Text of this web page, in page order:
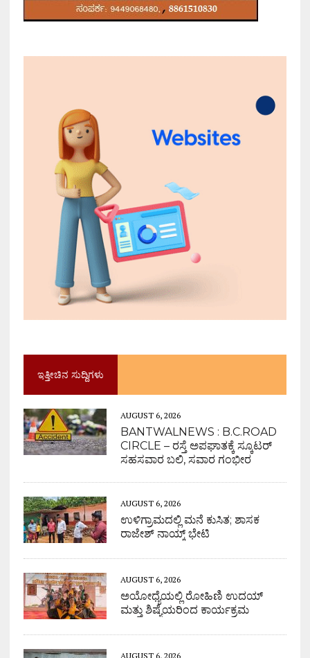
ಇತ್ತೀಚಿನ ಸುದ್ದಿಗಳು
AUGUST 6, 2026
BANTWALNEWS : B.C.ROAD
CIRCLE – ರಸ್ತೆ ಅಪಘಾತಕ್ಕೆ ಸ್ಕೂಟರ್
ಸಹಸವಾರ ಬಲಿ, ಸವಾರ ಗಂಭೀರ
AUGUST 6, 2026
ಉಳಿಗ್ರಾಮದಲ್ಲಿ ಮನೆ ಕುಸಿತ; ಶಾಸಕ
ರಾಜೇಶ್ ನಾಯ್ಕ್ ಭೇಟಿ
AUGUST 6, 2026
ಅಯೋಧ್ಯೆಯಲ್ಲಿ ರೋಹಿಣಿ ಉದಯ್
ಮತ್ತು ಶಿಷ್ಯೆಯರಿಂದ ಕಾರ್ಯಕ್ರಮ
AUGUST 6, 2026